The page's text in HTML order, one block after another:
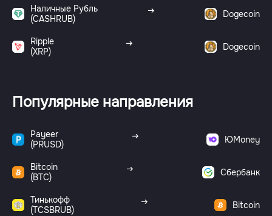
Наличные Рубль
(CASHRUB)
Dogecoin
Ripple
(XRP)
Dogecoin
Популярные направления
Payeer
(PRUSD)
ЮMoney
Bitcoin
(BTC)
Сбербанк
Тинькофф
(TCSBRUB)
Bitcoin